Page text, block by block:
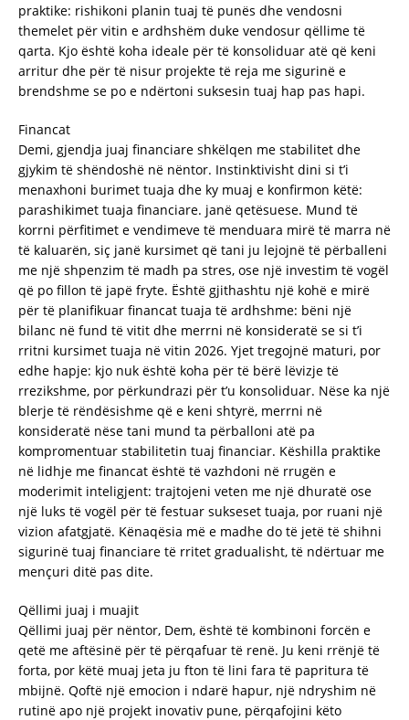
praktike: rishikoni planin tuaj të punës dhe vendosni
themelet për vitin e ardhshëm duke vendosur qëllime të
qarta. Kjo është koha ideale për të konsoliduar atë që keni
arritur dhe për të nisur projekte të reja me sigurinë e
brendshme se po e ndërtoni suksesin tuaj hap pas hapi.
Financat
Demi, gjendja juaj financiare shkëlqen me stabilitet dhe
gjykim të shëndoshë në nëntor. Instinktivisht dini si t’i
menaxhoni burimet tuaja dhe ky muaj e konfirmon këtë:
parashikimet tuaja financiare. janë qetësuese. Mund të
korrni përfitimet e vendimeve të menduara mirë të marra në
të kaluarën, siç janë kursimet që tani ju lejojnë të përballeni
me një shpenzim të madh pa stres, ose një investim të vogël
që po fillon të japë fryte. Është gjithashtu një kohë e mirë
për të planifikuar financat tuaja të ardhshme: bëni një
bilanc në fund të vitit dhe merrni në konsideratë se si t’i
rritni kursimet tuaja në vitin 2026. Yjet tregojnë maturi, por
edhe hapje: kjo nuk është koha për të bërë lëvizje të
rrezikshme, por përkundrazi për t’u konsoliduar. Nëse ka një
blerje të rëndësishme që e keni shtyrë, merrni në
konsideratë nëse tani mund ta përballoni atë pa
kompromentuar stabilitetin tuaj financiar. Këshilla praktike
në lidhje me financat është të vazhdoni në rrugën e
moderimit inteligjent: trajtojeni veten me një dhuratë ose
një luks të vogël për të festuar sukseset tuaja, por ruani një
vizion afatgjatë. Kënaqësia më e madhe do të jetë të shihni
sigurinë tuaj financiare të rritet gradualisht, të ndërtuar me
mençuri ditë pas dite.
Qëllimi juaj i muajit
Qëllimi juaj për nëntor, Dem, është të kombinoni forcën e
qetë me aftësinë për të përqafuar të renë. Ju keni rrënjë të
forta, por këtë muaj jeta ju fton të lini fara të papritura të
mbijnë. Qoftë një emocion i ndarë hapur, një ndryshim në
rutinë apo një projekt inovativ pune, përqafojini këto